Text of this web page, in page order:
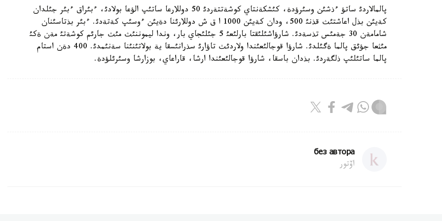
پالمالاردئ ساتؤ ءذشئن وسئرؤدة، كئشكةنتاي كوشةتتةردئ 50 دوللارعا ساتئپ الؤعا بولادئ، ءبئراق ءبئر جئلدان
كةيئن بذل اعاشتئث قذنئ 500، ودان كةيئن 1000 ا ق ش دوللارئنا دةيئن ءوسئپ كةتةدئ. ءبئر بذتاسئنان
شامامةن 30 جةمئس تذسةدئ. شارؤاشئلئقتا بارلئعئ 5 جئلئجاي بار، وندا ليموننئث مئث جارئم كوشةتئ مةن ةكئ
مئثعا جؤئق پالما ةگئلدئ. شارؤا قوجالئعئندا ولاردئث تاؤارئ سذرانئسقا ية بولاتئنئنا سةنئمدئ. 400 دةن استام
پالما ساتئلئپ ذلگةردئ. بذدان باسقا، شارؤا قوجالئعئندا ارشا، قاراعاي، بوزارشا وسئرئلؤدة.
без автора
اۆتور